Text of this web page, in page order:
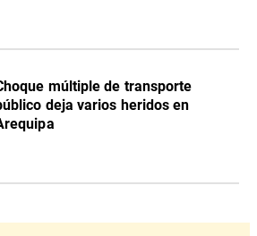
múltiple de transporte
deja varios heridos en